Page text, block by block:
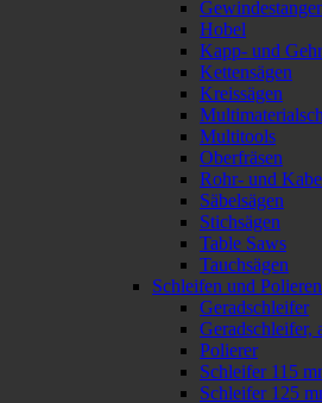
Hobel
Kapp- und
Kettensägen
Kreissägen
Multitools
Oberfräsen
Rohr- und
Säbelsägen
Stichsägen
Table Saws
Tauchsägen
Schleifen und Polieren
Geradschleifer
Geradschleifer,
Polierer
Schleifer 115
Schleifer 125